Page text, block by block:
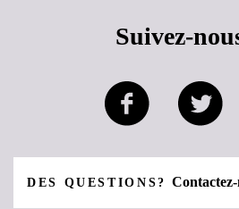
Suivez-
DES QUESTIONS?